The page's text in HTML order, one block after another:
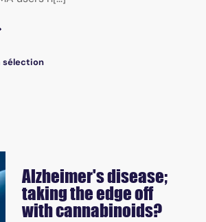
sélection
Alzheimer's disease;
taking the edge off
with cannabinoids?